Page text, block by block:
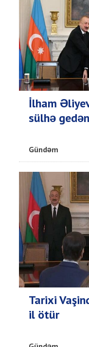
İlham
sülhə
Gündəm
Tarixi
il ötür